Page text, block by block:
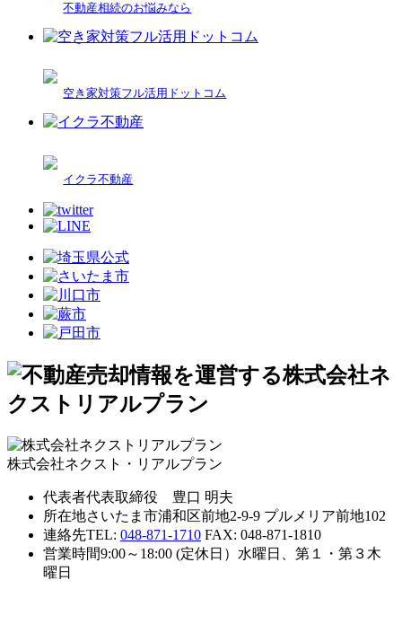
不動産相続のお悩みなら
空き家対策フル活用ドットコム
イクラ不動産
株式会社ネクスト・リアルプラン
代表者代表取締役 豊口 明夫
所在地さいたま市浦和区前地2-9-9 プルメリア前地102
連絡先TEL: 048-871-1710 FAX: 048-871-1810
営業時間9:00～18:00 (定休日）水曜日、第１・第３木
曜日